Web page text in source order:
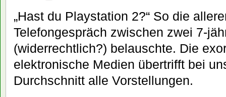
„Hast du Playstation 2?“ So die
Telefongespräch zwischen zwei 7-
(widerrechtlich?) belauschte. Die
elektronische Medien übertrifft bei
Durchschnitt alle Vorstellungen.